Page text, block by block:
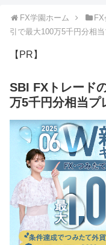
FX学園ホーム FX
引で最大100万5千円分相
【PR】
SBI FXトレード
万5千円分相当プ